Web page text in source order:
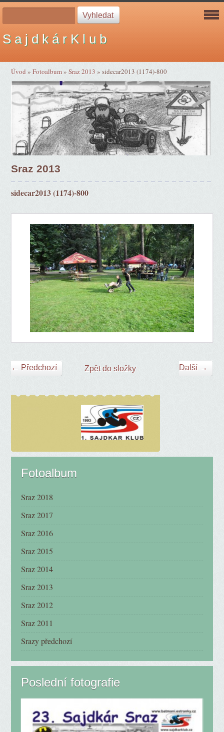
S a j d k á r K l u b
Úvod »Fotoalbum»Sraz 2013 »sidecar2013 (1174)-800
Sraz 2013
sidecar2013 (1174)-800
← Předchozí Další →
Zpět do složky
Fotoalbum
Sraz 2018
Sraz 2017
Sraz 2016
Sraz 2015
Sraz 2014
Sraz 2013
Sraz 2012
Sraz 2011
Srazy předchozí
Poslední fotografie